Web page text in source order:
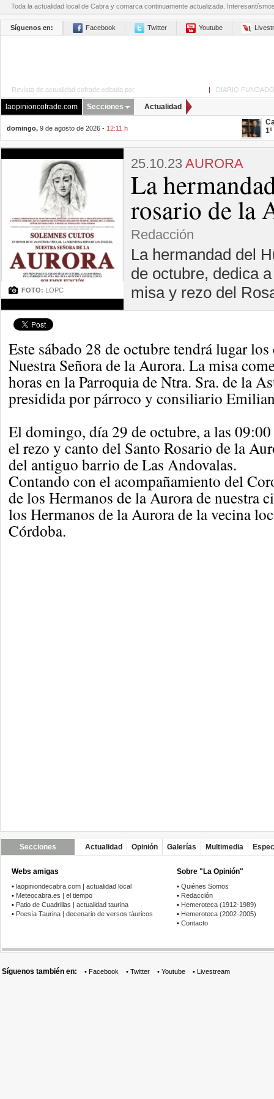
Toda la actualidad local de Cabra y comarca continuamente actualizada.
Síguenos en: Facebook Twitter Youtube
Revista de actualidad cofrade editada por | DIARIO
laopinioncofrade.com Secciones Actualidad
domingo, 9 de agosto de 2026 - 12:11 h
FOTO: LOPC
25.10.23 AURORA
La
rosario de la
Redacción
La hermandad del
de octubre, dedica
misa y rezo del
Este sábado 28 de octubre tendrá lugar
Nuestra Señora de la Aurora. La misa
horas en la Parroquia de Ntra. Sra. de la
presidida por párroco y consiliario
El domingo, día 29 de octubre, a las
el rezo y canto del Santo Rosario de la
del antiguo barrio de Las Andovalas.
Contando con el acompañamiento del
de los Hermanos de la Aurora de nuestra
los Hermanos de la Aurora de la vecina
Córdoba.
Secciones Actualidad Opinión Galerías Multimedia
Webs amigas
• laopiniondecabra.com | actualidad local
• Meteocabra.es | el tiempo
• Patio de Cuadrillas | actualidad taurina
• Poesía Taurina | decenario de versos táuricos
Sobre "La Opinión"
• Quiénes Somos
• Redacción
• Hemeroteca (1912-1989)
• Hemeroteca (2002-2005)
• Contacto
Síguenos también en: • Facebook • Twitter • Youtube • Livestream